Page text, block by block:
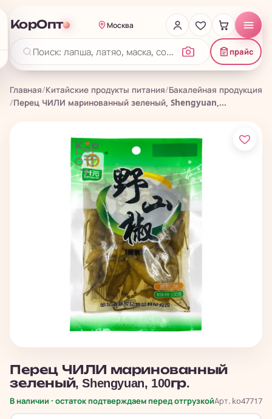
КорОпт Москва
прайс
Главная/Китайские продукты питания/Бакалейная продукция
/Перец ЧИЛИ маринованный зеленый, Shengyuan,...
Перец ЧИЛИ маринованный
зеленый, Shengyuan, 100гр.
В наличии · остаток подтверждаем перед отгрузкойАрт. ko47717